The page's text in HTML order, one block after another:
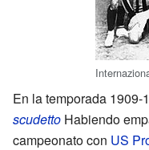
En la temporada
scudetto Habiendo
campeonato con US